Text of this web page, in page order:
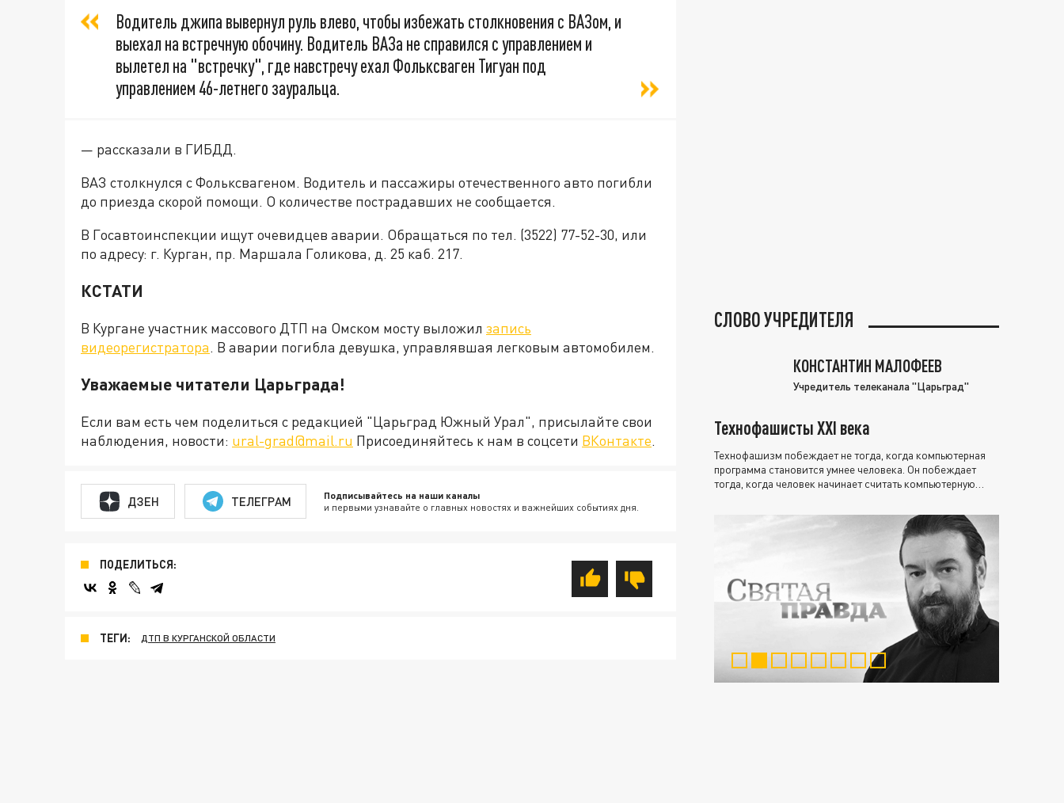
Водитель джипа вывернул руль влево, чтобы избежать столкновения с ВАЗом, и
выехал на встречную обочину. Водитель ВАЗа не справился с управлением и
вылетел на "встречку", где навстречу ехал Фольксваген Тигуан под
управлением 46-летнего зауральца.
— рассказали в ГИБДД.
ВАЗ столкнулся с Фольксвагеном. Водитель и пассажиры отечественного авто погибли
до приезда скорой помощи. О количестве пострадавших не сообщается.
В Госавтоинспекции ищут очевидцев аварии. Обращаться по тел. (3522) 77-52-30, или
по адресу: г. Курган, пр. Маршала Голикова, д. 25 каб. 217.
КСТАТИ
В Кургане участник массового ДТП на Омском мосту выложил запись
видеорегистратора. В аварии погибла девушка, управлявшая легковым автомобилем.
Уважаемые читатели Царьграда!
Если вам есть чем поделиться с редакцией "Царьград Южный Урал", присылайте свои
наблюдения, новости: ural-grad@mail.ru Присоединяйтесь к нам в соцсети ВКонтакте.
ДЗЕН ТЕЛЕГРАМ Подписывайтесь на наши каналы
и первыми узнавайте о главных новостях и важнейших событиях дня.
ПОДЕЛИТЬСЯ:
ТЕГИ: ДТП В КУРГАНСКОЙ ОБЛАСТИ
СЛОВО УЧРЕДИТЕЛЯ
КОНСТАНТИН МАЛОФЕЕВ
Учредитель телеканала "Царьград"
Технофашисты XXI века
Технофашизм побеждает не тогда, когда компьютерная
программа становится умнее человека. Он побеждает
тогда, когда человек начинает считать компьютерную